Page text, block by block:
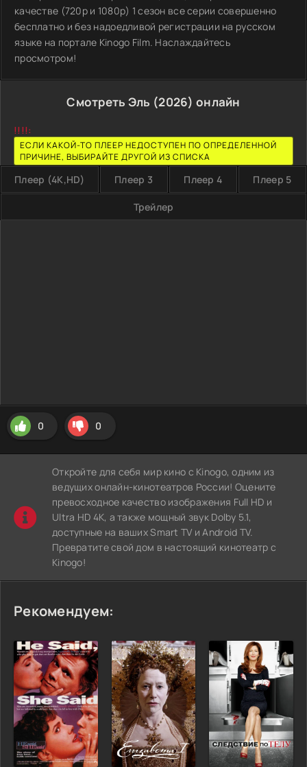
качестве (720p и 1080p) 1 сезон все серии совершенно
бесплатно и без надоедливой регистрации на русском
языке на портале Kinogo Film. Наслаждайтесь
просмотром!
Смотреть Эль (2026) онлайн
!!!!:
ЕСЛИ КАКОЙ-ТО ПЛЕЕР НЕДОСТУПЕН ПО ОПРЕДЕЛЕННОЙ
ПРИЧИНЕ, ВЫБИРАЙТЕ ДРУГОЙ ИЗ СПИСКА
Плеер (4K,HD) Плеер 3 Плеер 4 Плеер 5
Трейлер
0 0
Откройте для себя мир кино с Kinogo, одним из
ведущих онлайн-кинотеатров России! Оцените
превосходное качество изображения Full HD и
Ultra HD 4K, а также мощный звук Dolby 5.1,
доступные на ваших Smart TV и Android TV.
Превратите свой дом в настоящий кинотеатр с
Kinogo!
Рекомендуем: